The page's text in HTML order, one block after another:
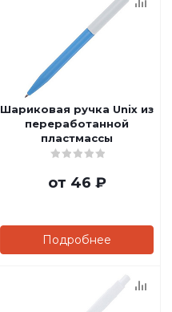
Шариковая ручка Unix из
переработанной
пластмассы
от 46 ₽
Подробнее